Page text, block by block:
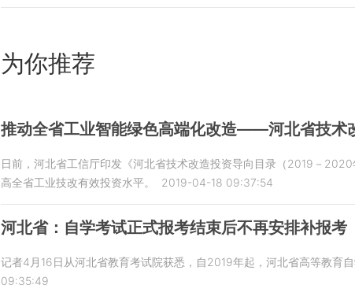
为你推荐
推动全省工业智能绿色高端化改造——河北省技术
日前，河北省工信厅印发《河北省技术改造投资导向目录（2019－
高全省工业技改有效投资水平。
2019-04-18 09:37:54
河北省：自学考试正式报考结束后不再安排补报考
记者4月16日从河北省教育考试院获悉，自2019年起，河北省高等教育
09:35:49